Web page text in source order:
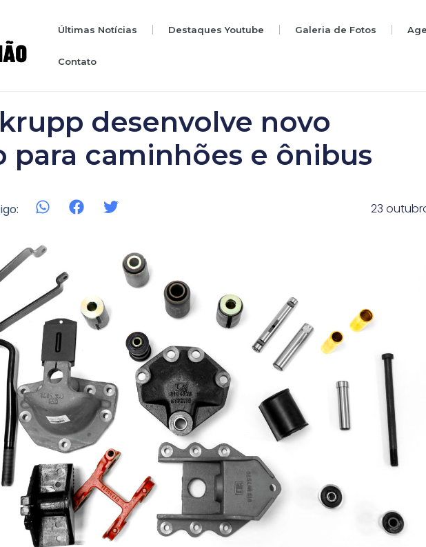
Últimas Notícias Destaques Youtube Galeria de Fotos
Contato
desenvolve novo
para caminhões e ônibus
23